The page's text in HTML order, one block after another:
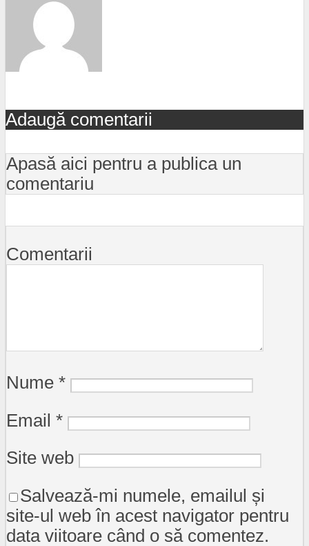
Adaugă comentarii
Apasă aici pentru a publica un
comentariu
Comentarii
Nume *
Email *
Site web
Salvează-mi numele, emailul și
site-ul web în acest navigator pentru
data viitoare când o să comentez.